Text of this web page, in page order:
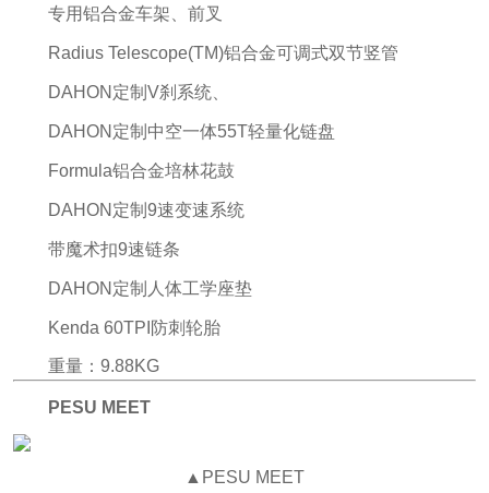
专用铝合金车架、前叉
Radius Telescope(TM)铝合金可调式双节竖管
DAHON定制V刹系统、
DAHON定制中空一体55T轻量化链盘
Formula铝合金培林花鼓
DAHON定制9速变速系统
带魔术扣9速链条
DAHON定制人体工学座垫
Kenda 60TPI防刺轮胎
重量：9.88KG
PESU MEET
▲PESU MEET